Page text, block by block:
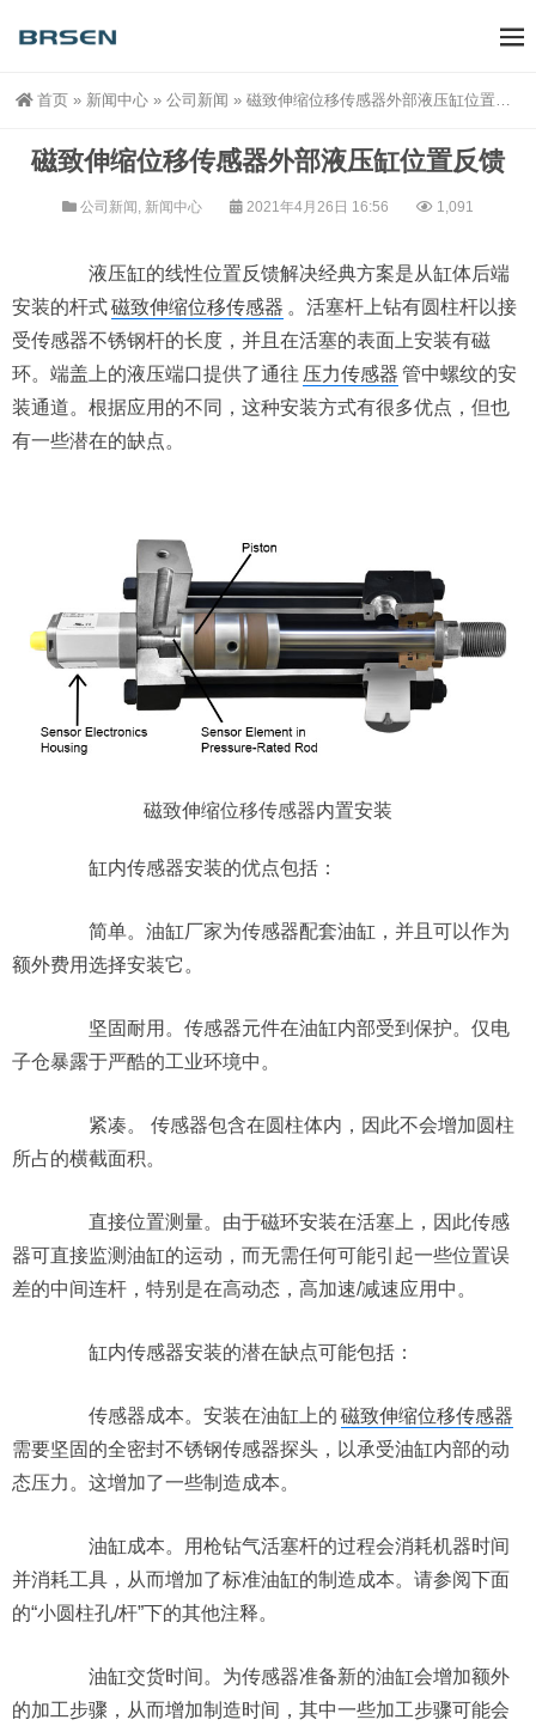
首页 » 新闻中心 » 公司新闻 » 磁致伸缩位移传感器外部液压缸位置反馈
磁致伸缩位移传感器外部液压缸位置反馈
公司新闻 , 新闻中心 2021年4月26日 16:56 1,091
液压缸的线性位置反馈解决经典方案是从缸体后端
安装的杆式磁致伸缩位移传感器 。活塞杆上钻有圆柱杆以接
受传感器不锈钢杆的长度，并且在活塞的表面上安装有磁
环。端盖上的液压端口提供了通往 压力传感器 管中螺纹的安
装通道。根据应用的不同，这种安装方式有很多优点，但也
有一些潜在的缺点。
磁致伸缩位移传感器内置安装
缸内传感器安装的优点包括：
简单。油缸厂家为传感器配套油缸，并且可以作为
额外费用选择安装它。
坚固耐用。传感器元件在油缸内部受到保护。仅电
子仓暴露于严酷的工业环境中。
紧凑。 传感器包含在圆柱体内，因此不会增加圆柱
所占的横截面积。
直接位置测量。由于磁环安装在活塞上，因此传感
器可直接监测油缸的运动，而无需任何可能引起一些位置误
差的中间连杆，特别是在高动态，高加速/减速应用中。
缸内传感器安装的潜在缺点可能包括：
传感器成本。安装在油缸上的 磁致伸缩位移传感器
需要坚固的全密封不锈钢传感器探头，以承受油缸内部的动
态压力。这增加了一些制造成本。
油缸成本。用枪钻气活塞杆的过程会消耗机器时间
并消耗工具，从而增加了标准油缸的制造成本。请参阅下面
的“小圆柱孔/杆”下的其他注释。
油缸交货时间。为传感器准备新的油缸会增加额外
的加工步骤，从而增加制造时间，其中一些加工步骤可能会